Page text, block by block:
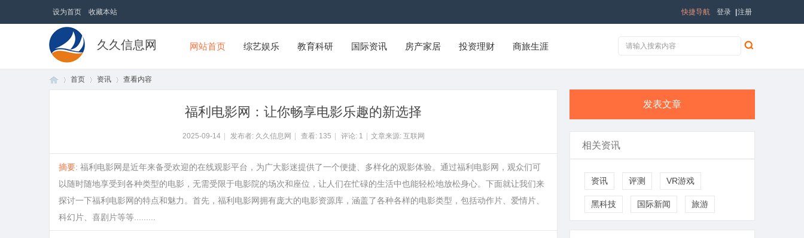
设为首页 收藏本站 登录 注册
快捷导航
久久信息网 网站首页 综艺娱乐 教育科研 国际资讯 房产家居 投资理财 商旅生涯
首页 资讯 查看内容
福利电影网：让你畅享电影乐趣的新选择
2025-09-14 发布者: 久久信息网 查看: 135 评论: 1 文章来源: 互联网
摘要: 福利电影网是近年来备受欢迎的在线观影平台，为广大影迷提供了一个便捷、多样化的观影体验。通过福利电影网，观众们可
以随时随地享受到各种类型的电影，无需受限于电影院的场次和座位，让人们在忙碌的生活中也能轻松地放松身心。下面就让我们来
探讨一下福利电影网的特点和魅力。首先，福利电影网拥有庞大的电影资源库，涵盖了各种各样的电影类型，包括动作片、爱情片、
科幻片、喜剧片等等.........
发表文章
相关资讯
资讯 评测 VR游戏
黑科技 国际新闻 旅游